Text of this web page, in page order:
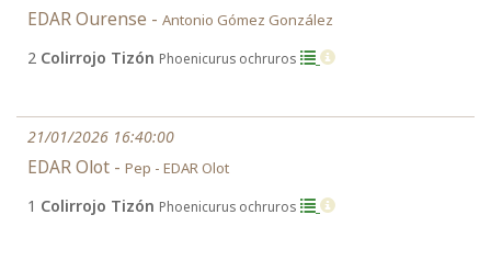
EDAR Ourense - Antonio Gómez González
2 Colirrojo Tizón Phoenicurus ochruros
21/01/2026 16:40:00
EDAR Olot - Pep - EDAR Olot
1 Colirrojo Tizón Phoenicurus ochruros